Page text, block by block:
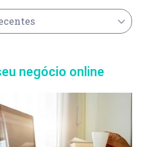
negócio online